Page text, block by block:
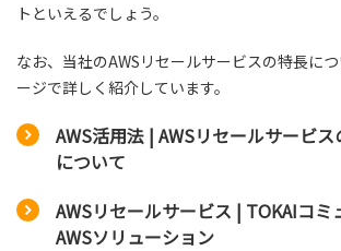
トといえるでしょう。
なお、当社のAWSリセールサービスの特長に
ージで詳しく紹介しています。
AWS活用法 | AWSリセールサービ
について
AWSリセールサービス | TOKAIコ
AWSソリューション